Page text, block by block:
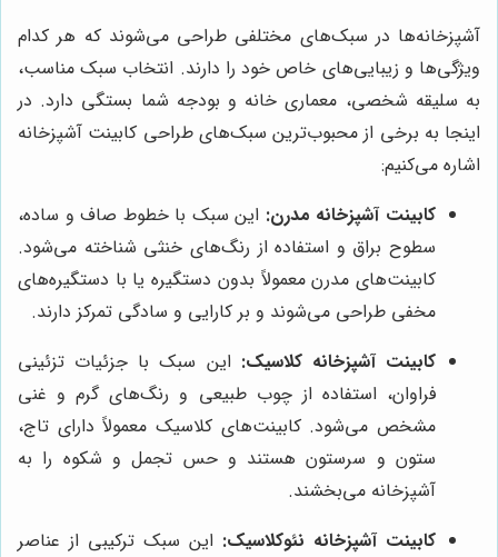
آشپزخانه‌ها در سبک‌های مختلفی طراحی می‌شوند که هر کدام
ویژگی‌ها و زیبایی‌های خاص خود را دارند. انتخاب سبک مناسب،
به سلیقه شخصی، معماری خانه و بودجه شما بستگی دارد. در
اینجا به برخی از محبوب‌ترین سبک‌های طراحی کابینت آشپزخانه
اشاره می‌کنیم:
کابینت آشپزخانه مدرن: این سبک با خطوط صاف و ساده،
سطوح براق و استفاده از رنگ‌های خنثی شناخته می‌شود.
کابینت‌های مدرن معمولاً بدون دستگیره یا با دستگیره‌های
مخفی طراحی می‌شوند و بر کارایی و سادگی تمرکز دارند.
کابینت آشپزخانه کلاسیک: این سبک با جزئیات تزئینی
فراوان، استفاده از چوب طبیعی و رنگ‌های گرم و غنی
مشخص می‌شود. کابینت‌های کلاسیک معمولاً دارای تاج،
ستون و سرستون هستند و حس تجمل و شکوه را به
آشپزخانه می‌بخشند.
کابینت آشپزخانه نئوکلاسیک: این سبک ترکیبی از عناصر